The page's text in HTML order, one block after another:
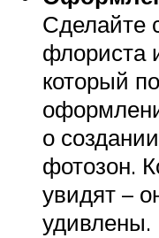
Сделайте
флориста
который
о
фотозон.
увидят –
удивлены.